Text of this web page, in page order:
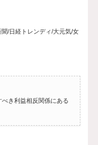
/日経トレンディ/大元気/女
き利益相反関係にある